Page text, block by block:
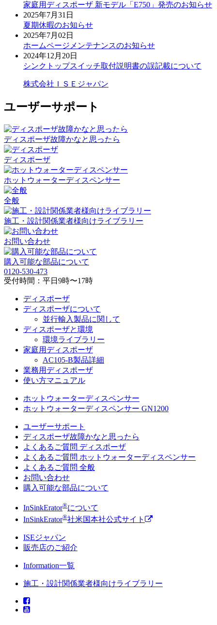
家庭用ディスポーザ 新モデル「E750」発売のお知らせ
2025年7月31日
夏期休暇のお知らせ
2025年7月02日
ホームページメンテナンスのお知らせ
2024年12月20日
シンクトップスイッチ取付説明書の誤記載について
株式会社ＩＳＥジャパン
ユーザーサポート
ディスポーザ故障かなと思ったら
ディスポーザ
ホットウォーターディスペンサー
全般
施工・設計関係業者様向けライブラリー
お問い合わせ
購入可能な部品について
0120-530-473
受付時間：平日9時〜17時
ディスポーザ
ディスポーザについて
並行輸入製品に関して
ディスポーザと環境
環境ライブラリー
家庭用ディスポーザ
AC105-B製品詳細
業務用ディスポーザ
使い方マニュアル
ホットウォーターディスペンサー
ホットウォーターディスペンサー GN1200
ユーザーサポート
ディスポーザ故障かなと思ったら
よくあるご質問 ディスポーザ
よくあるご質問 ホットウォーターディスペンサー
よくあるご質問 全般
お問い合わせ
購入可能な部品について
InSinkErator®について
InSinkErator®社米国本社公式サイト
ISEジャパン
販売店のご紹介
Information一覧
施工・設計関係業者様向けライブラリー